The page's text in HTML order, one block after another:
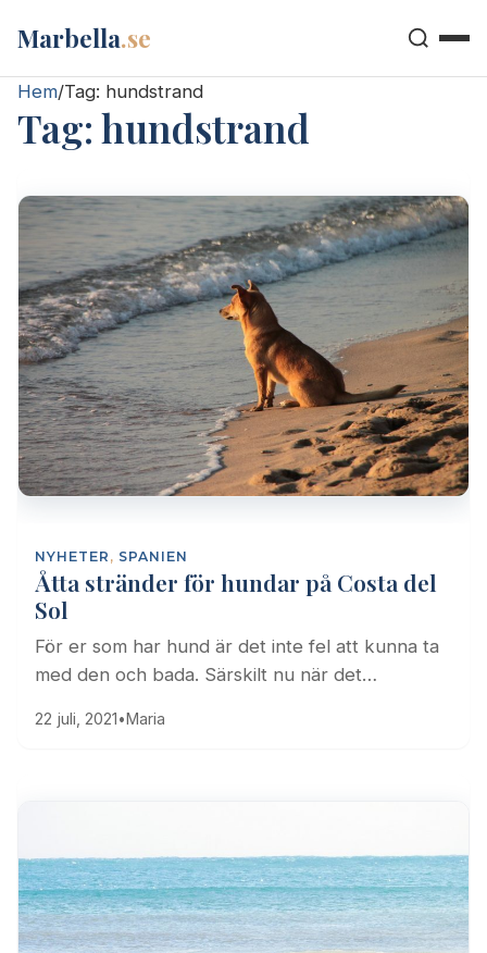
Marbella.se
Hem/Tag: hundstrand
Tag:hundstrand
NYHETER , SPANIEN
Åtta stränder för hundar på Costa del
Sol
För er som har hund är det inte fel att kunna ta
med den och bada. Särskilt nu när det…
22 juli, 2021•Maria